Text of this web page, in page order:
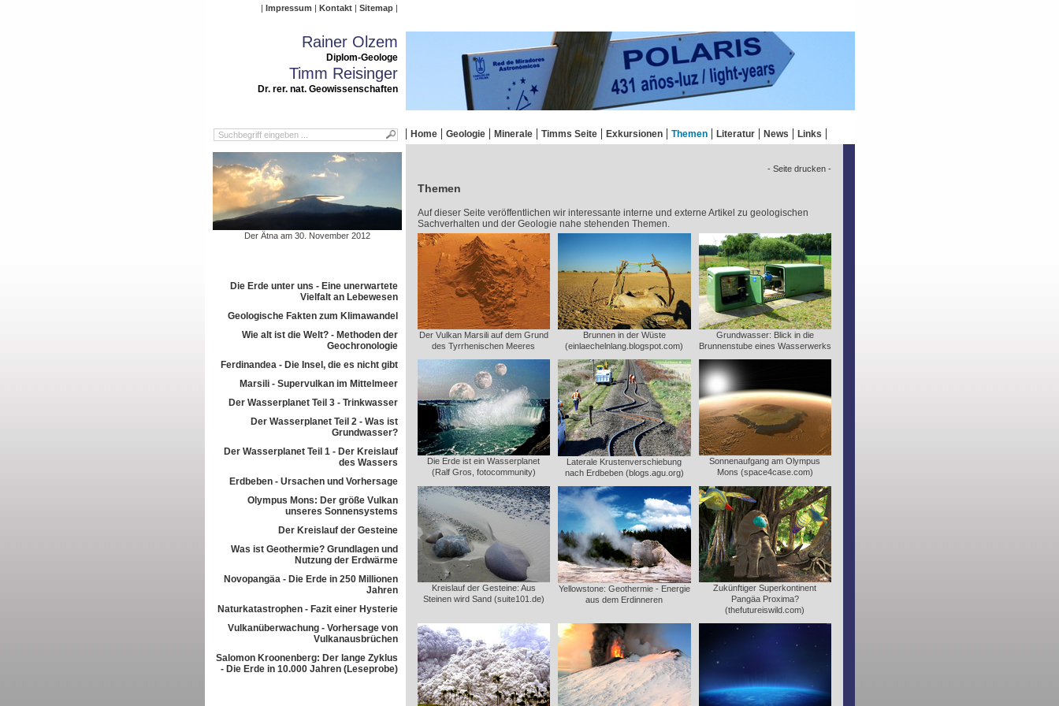
Impressum Kontakt Sitemap
Rainer Olzem
Diplom-Geologe
Timm Reisinger
Dr. rer. nat. Geowissenschaften
Home Geologie Minerale Timms Seite Exkursionen Themen Literatur News Links
Der Ätna am 30. November 2012
Die Erde unter uns - Eine unerwartete
Vielfalt an Lebewesen
Geologische Fakten zum Klimawandel
Wie alt ist die Welt? - Methoden der
Geochronologie
Ferdinandea - Die Insel, die es nicht gibt
Marsili - Supervulkan im Mittelmeer
Der Wasserplanet Teil 3 - Trinkwasser
Der Wasserplanet Teil 2 - Was ist
Grundwasser?
Der Wasserplanet Teil 1 - Der Kreislauf
des Wassers
Erdbeben - Ursachen und Vorhersage
Olympus Mons: Der größe Vulkan
unseres Sonnensystems
Der Kreislauf der Gesteine
Was ist Geothermie? Grundlagen und
Nutzung der Erdwärme
Novopangäa - Die Erde in 250 Millionen
Jahren
Naturkatastrophen - Fazit einer Hysterie
Vulkanüberwachung - Vorhersage von
Vulkanausbrüchen
Salomon Kroonenberg: Der lange Zyklus
- Die Erde in 10.000 Jahren (Leseprobe)
- Seite drucken -
Themen
Auf dieser Seite veröffentlichen wir interessante interne und externe Artikel zu geologischen
Sachverhalten und der Geologie nahe stehenden Themen.
Der Vulkan Marsili auf dem Grund
des Tyrrhenischen Meeres
Brunnen in der Wüste
(einlaechelnlang.blogspot.com)
Grundwasser: Blick in die
Brunnenstube eines Wasserwerks
Die Erde ist ein Wasserplanet
(Ralf Gros, fotocommunity)
Laterale Krustenverschiebung
nach Erdbeben (blogs.agu.org)
Sonnenaufgang am Olympus
Mons (space4case.com)
Kreislauf der Gesteine: Aus
Steinen wird Sand (suite101.de)
Yellowstone: Geothermie - Energie
aus dem Erdinneren
Zukünftiger Superkontinent
Pangäa Proxima?
(thefutureiswild.com)